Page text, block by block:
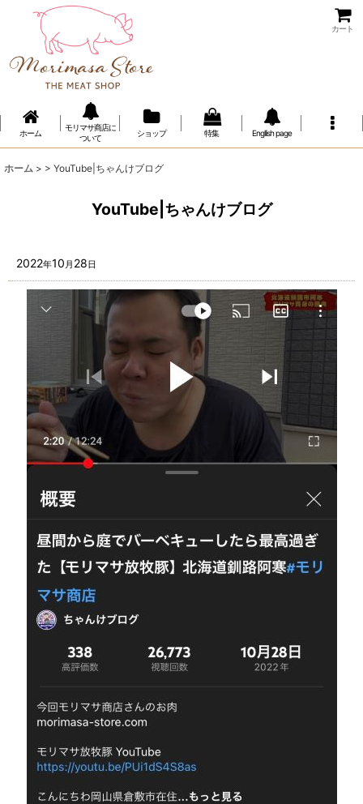
カート
ホーム
モリマサ商店に
ついて
ショップ 特集 Engllish page
ホーム > > YouTube|ちゃんけブログ
YouTube|ちゃんけブログ
2022年10 月 28日